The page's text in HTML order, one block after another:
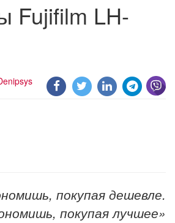
Fujifilm LH-
покупая дешевле.
покупая лучшее»